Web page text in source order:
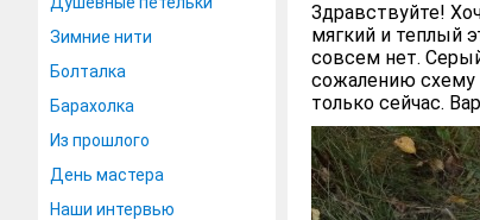
Зимние нити
Болталка
Барахолка
Из прошлого
День мастера
Наши интервью
Здравствуйте!
мягкий и теплый
совсем нет.
сожалению схему
только сейчас.